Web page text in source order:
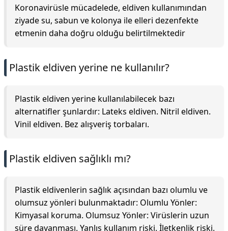
Koronavirüsle mücadelede, eldiven kullanımından
ziyade su, sabun ve kolonya ile elleri dezenfekte
etmenin daha doğru olduğu belirtilmektedir
Plastik eldiven yerine ne kullanılır?
Plastik eldiven yerine kullanılabilecek bazı
alternatifler şunlardır: Lateks eldiven. Nitril eldiven.
Vinil eldiven. Bez alışveriş torbaları.
Plastik eldiven sağlıklı mı?
Plastik eldivenlerin sağlık açısından bazı olumlu ve
olumsuz yönleri bulunmaktadır: Olumlu Yönler:
Kimyasal koruma. Olumsuz Yönler: Virüslerin uzun
süre dayanması. Yanlış kullanım riski. İletkenlik riski.